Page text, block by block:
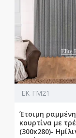
ΕΚ-ΓΜ21
Έτοιμη ραμμένη
κουρτίνα με
(300x280)-